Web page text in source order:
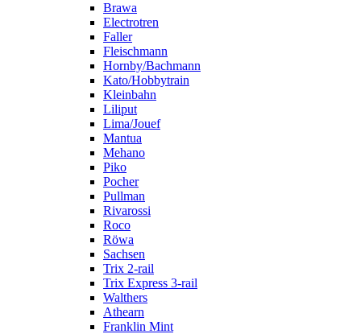
Brawa
Electrotren
Faller
Fleischmann
Hornby/Bachmann
Kato/Hobbytrain
Kleinbahn
Liliput
Lima/Jouef
Mantua
Mehano
Piko
Pocher
Pullman
Rivarossi
Roco
Röwa
Sachsen
Trix 2-rail
Trix Express 3-rail
Walthers
Athearn
Franklin Mint